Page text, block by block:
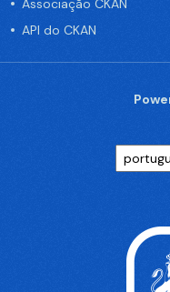
Associação CKAN
API do CKAN